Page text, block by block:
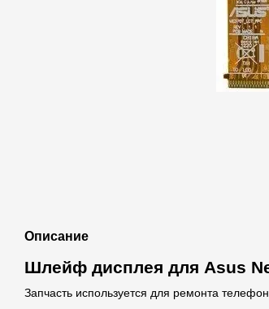
Описание
Шлейф дисплея для Asus
Запчасть используется для ремонта